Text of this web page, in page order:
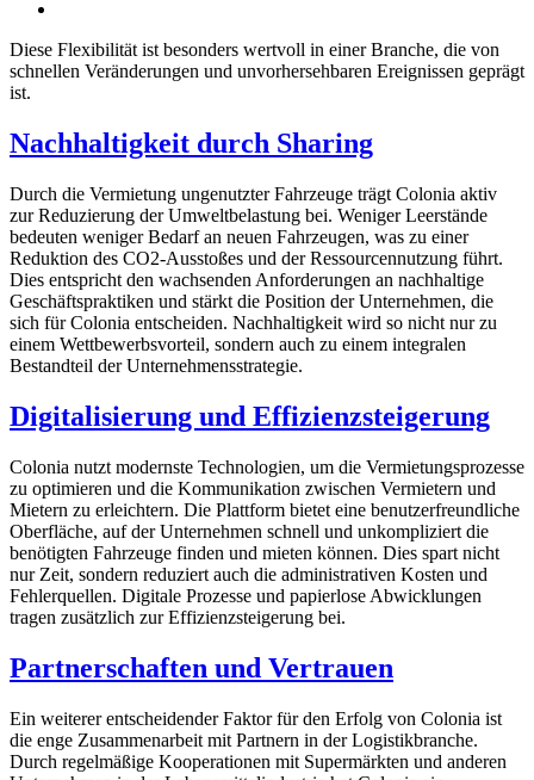
Diese Flexibilität ist besonders wertvoll in einer Branche, die von
schnellen Veränderungen und unvorhersehbaren Ereignissen geprägt
ist.
Nachhaltigkeit durch Sharing
Durch die Vermietung ungenutzter Fahrzeuge trägt Colonia aktiv
zur Reduzierung der Umweltbelastung bei. Weniger Leerstände
bedeuten weniger Bedarf an neuen Fahrzeugen, was zu einer
Reduktion des CO2-Ausstoßes und der Ressourcennutzung führt.
Dies entspricht den wachsenden Anforderungen an nachhaltige
Geschäftspraktiken und stärkt die Position der Unternehmen, die
sich für Colonia entscheiden. Nachhaltigkeit wird so nicht nur zu
einem Wettbewerbsvorteil, sondern auch zu einem integralen
Bestandteil der Unternehmensstrategie.
Digitalisierung und Effizienzsteigerung
Colonia nutzt modernste Technologien, um die Vermietungsprozesse
zu optimieren und die Kommunikation zwischen Vermietern und
Mietern zu erleichtern. Die Plattform bietet eine benutzerfreundliche
Oberfläche, auf der Unternehmen schnell und unkompliziert die
benötigten Fahrzeuge finden und mieten können. Dies spart nicht
nur Zeit, sondern reduziert auch die administrativen Kosten und
Fehlerquellen. Digitale Prozesse und papierlose Abwicklungen
tragen zusätzlich zur Effizienzsteigerung bei.
Partnerschaften und Vertrauen
Ein weiterer entscheidender Faktor für den Erfolg von Colonia ist
die enge Zusammenarbeit mit Partnern in der Logistikbranche.
Durch regelmäßige Kooperationen mit Supermärkten und anderen